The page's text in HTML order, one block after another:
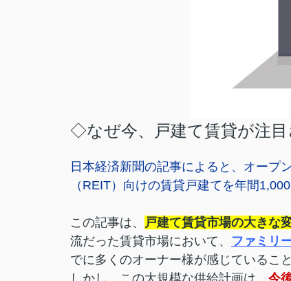
◇なぜ今、戸建て賃貸が注目
日本経済新聞の記事によると、オープ
（REIT）向けの賃貸戸建てを年間
この記事は、 戸建て賃貸市場の大きな
流だった賃貸市場において、 ファミリ
でに多くのオーナー様が感じているこ
しかし、この大規模な供給計画は、 今